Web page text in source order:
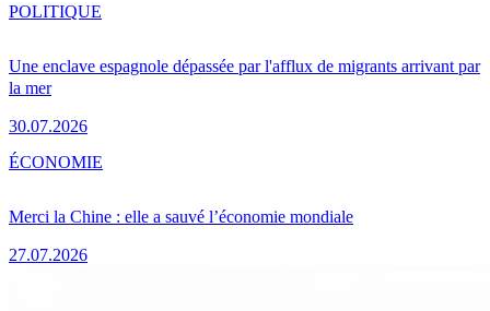
Une enclave espagnole dépassée par l'afflux de migrants arrivant par
la mer
30.07.2026
POLITIQUE
Merci la Chine : elle a sauvé l’économie mondiale
27.07.2026
ÉCONOMIE